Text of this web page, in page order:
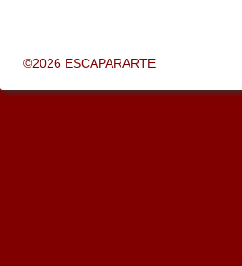
©2026 ESCAPARARTE